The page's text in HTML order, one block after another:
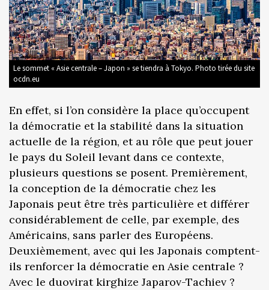
Le sommet « Asie centrale – Japon » se tiendra à Tokyo. Photo tirée du site
ocdn.eu
En effet, si l’on considère la place qu’occupent
la démocratie et la stabilité dans la situation
actuelle de la région, et au rôle que peut jouer
le pays du Soleil levant dans ce contexte,
plusieurs questions se posent. Premièrement,
la conception de la démocratie chez les
Japonais peut être très particulière et différer
considérablement de celle, par exemple, des
Américains, sans parler des Européens.
Deuxièmement, avec qui les Japonais comptent-
ils renforcer la démocratie en Asie centrale ?
Avec le duovirat kirghize Japarov-Tachiev ?